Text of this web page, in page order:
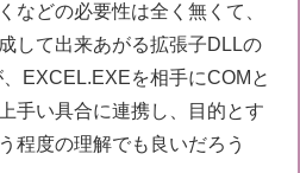
などの必要性は全く無くて、
して出来あがる拡張子DLLの
EXCEL.EXEを相手にCOMと
手い具合に連携し、目的とす
程度の理解でも良いだろう